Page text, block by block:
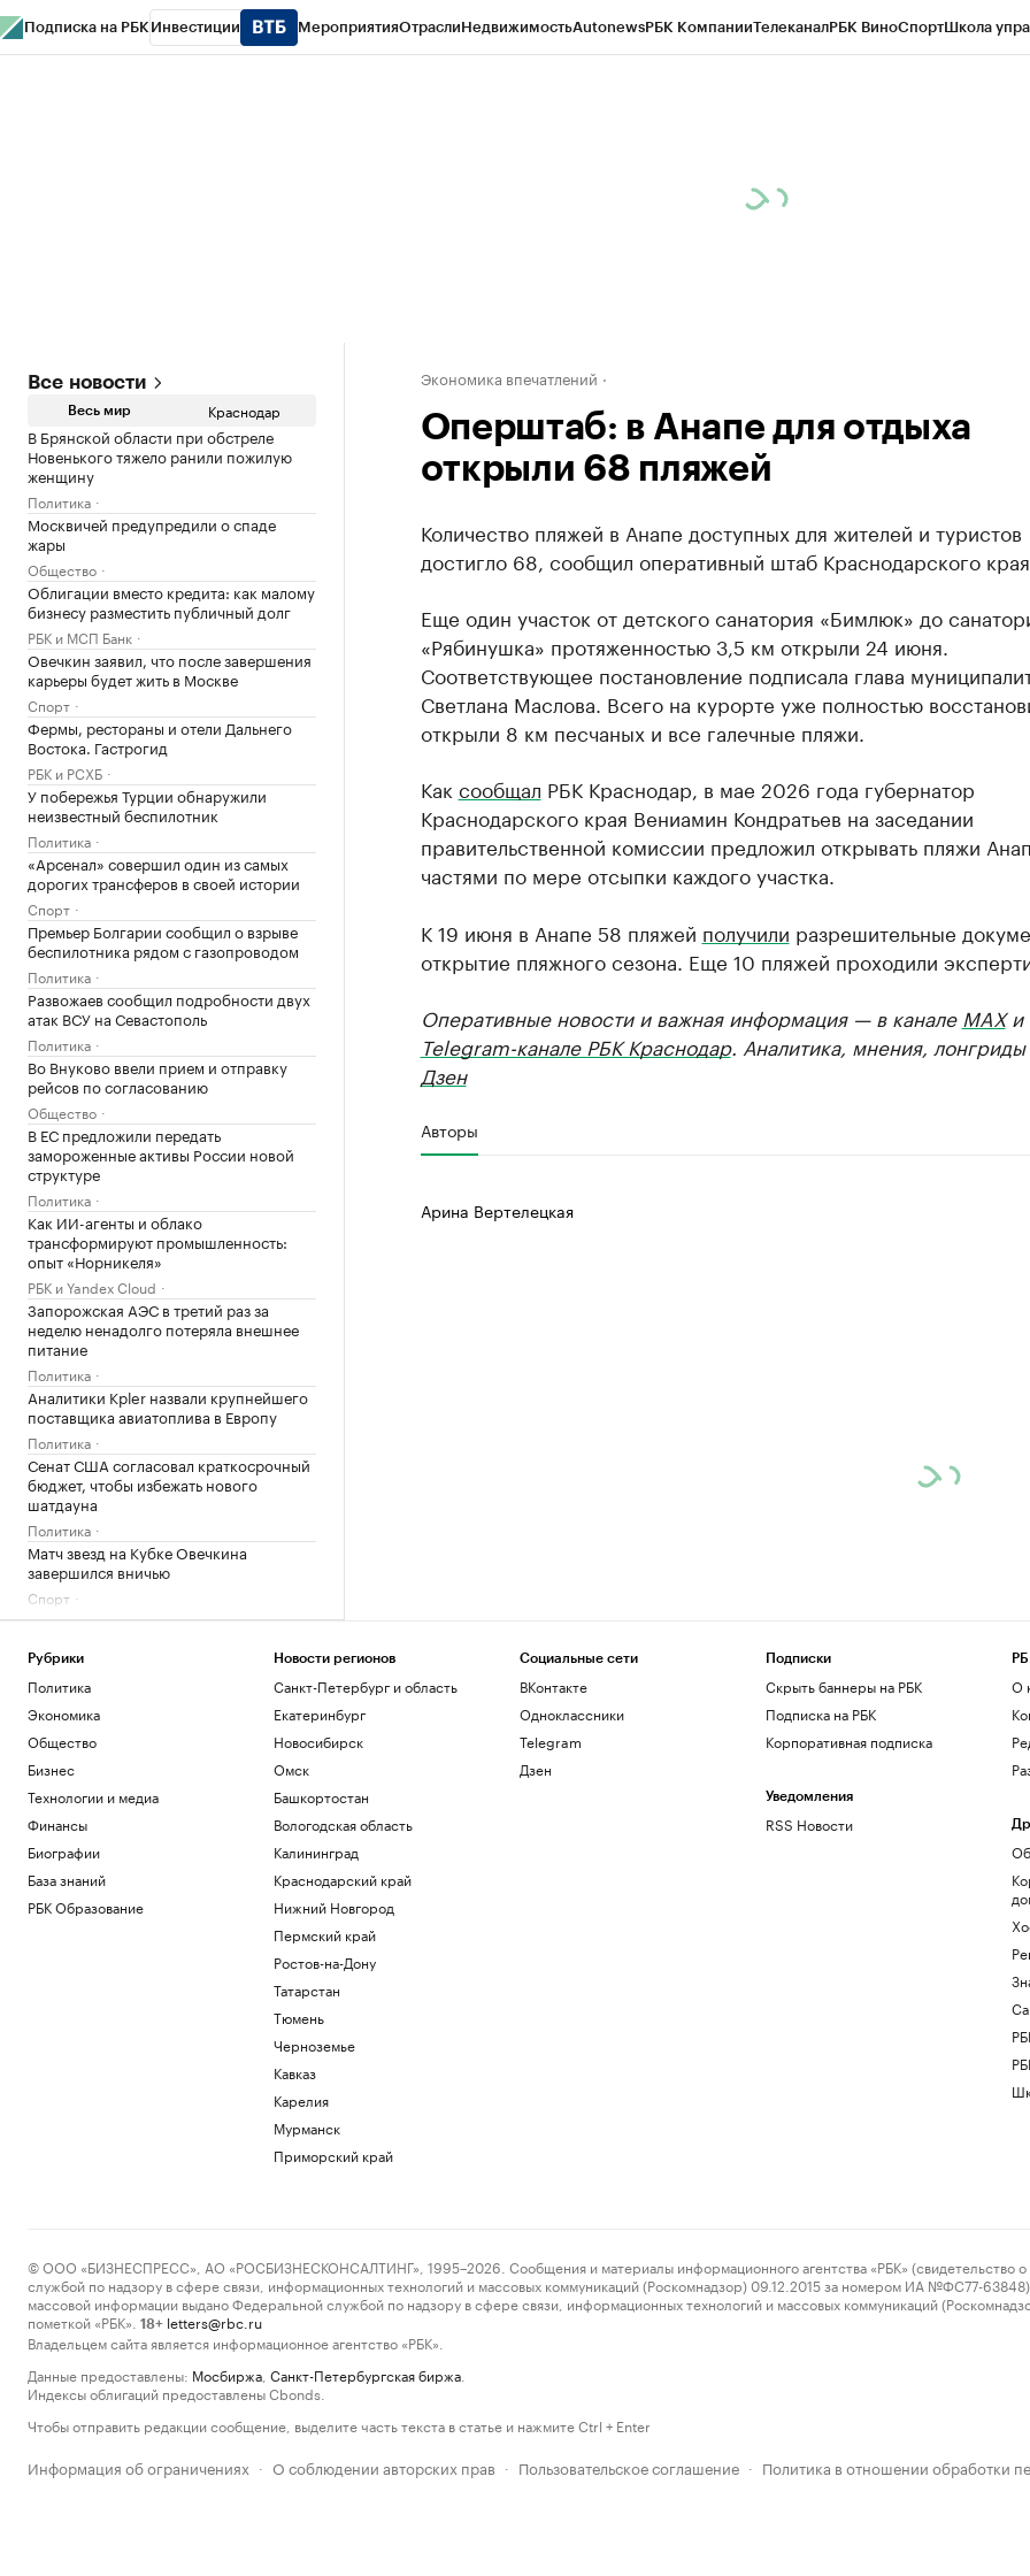
Подписка на РБК Инвестиции МероприятияОтраслиНедвижимостьAutonewsРБК КомпанииТелеканалРБК ВиноСпортШкола
Все новости
Весь мир Краснодар
В Брянской области при обстреле
Новенького тяжело ранили пожилую
женщину
Политика
Москвичей предупредили о спаде
жары
Общество
Облигации вместо кредита: как малому
бизнесу разместить публичный долг
РБК и МСП Банк
Овечкин заявил, что после завершения
карьеры будет жить в Москве
Спорт
Фермы, рестораны и отели Дальнего
Востока. Гастрогид
РБК и РСХБ
У побережья Турции обнаружили
неизвестный беспилотник
Политика
«Арсенал» совершил один из самых
дорогих трансферов в своей истории
Спорт
Премьер Болгарии сообщил о взрыве
беспилотника рядом с газопроводом
Политика
Развожаев сообщил подробности двух
атак ВСУ на Севастополь
Политика
Во Внуково ввели прием и отправку
рейсов по согласованию
Общество
В ЕС предложили передать
замороженные активы России новой
структуре
Политика
Как ИИ-агенты и облако
трансформируют промышленность:
опыт «Норникеля»
РБК и Yandex Cloud
Запорожская АЭС в третий раз за
неделю ненадолго потеряла внешнее
питание
Политика
Аналитики Kpler назвали крупнейшего
поставщика авиатоплива в Европу
Политика
Сенат США согласовал краткосрочный
бюджет, чтобы избежать нового
шатдауна
Политика
Матч звезд на Кубке Овечкина
завершился вничью
Спорт
После столкновения дрона с НПЗ в
Политика
Сенат утвердил личного адвоката
Трампа генпрокурором США
Политика
Число погибших при стрельбе в школе
в Таиланде выросло до девяти
Общество
Bloomberg узнал об ограничении
Турцией прохода судов в Черном море
Политика
Загрузить еще
Экономика впечатлений
Оперштаб: в Анапе для отдыха
открыли 68 пляжей
Количество пляжей в Анапе доступных для жителей и туристов
достигло 68, сообщил оперативный штаб Краснодарского
Еще один участок от детского санатория «Бимлюк» до
«Рябинушка» протяженностью 3,5 км открыли 24 июня.
Соответствующее постановление подписала глава
Светлана Маслова. Всего на курорте уже полностью
открыли 8 км песчаных и все галечные пляжи.
Как сообщал РБК Краснодар, в мае 2026 года губернатор
Краснодарского края Вениамин Кондратьев на заседании
правительственной комиссии предложил открывать пляжи
частями по мере отсыпки каждого участка.
К 19 июня в Анапе 58 пляжей получили разрешительные
открытие пляжного сезона. Еще 10 пляжей проходили
Оперативные новости и важная информация — в канале MAXи
Telegram-канале РБК Краснодар. Аналитика, мнения,
Дзен
Авторы
Арина Вертелецкая
Рубрики
Политика
Экономика
Общество
Бизнес
Технологии и медиа
Финансы
Биографии
База знаний
РБК Образование
Новости регионов
Санкт-Петербург и область
Екатеринбург
Новосибирск
Омск
Башкортостан
Вологодская область
Калининград
Краснодарский край
Нижний Новгород
Пермский край
Ростов-на-Дону
Татарстан
Тюмень
Черноземье
Кавказ
Карелия
Мурманск
Приморский край
Социальные сети
ВКонтакте
Одноклассники
Telegram
Дзен
Подписки
Скрыть баннеры на РБК
Подписка на РБК
Корпоративная подписка
Уведомления
RSS Новости
О
© ООО «БИЗНЕСПРЕСС», АО «РОСБИЗНЕСКОНСАЛТИНГ», 1995–2026. Сообщения и материалы информационного агентства «РБК» (свидетельство о
службой по надзору в сфере связи, информационных технологий и массовых коммуникаций (Роскомнадзор) 09.12.2015 за номером ИА №ФС77-63848)
массовой информации выдано Федеральной службой по надзору в сфере связи, информационных технологий и массовых коммуникаций
пометкой «РБК».
18+ letters@rbc.ru
Владельцем сайта является информационное агентство «РБК».
Данные предоставлены: Мосбиржа Санкт-Петербургская биржа
Индексы облигаций предоставлены Cbonds.
Чтобы отправить редакции сообщение, выделите часть текста в статье и нажмите Ctrl + Enter
Информация об ограничениях · О соблюдении авторских прав · Пользовательское соглашение · Политика в отношении обработки